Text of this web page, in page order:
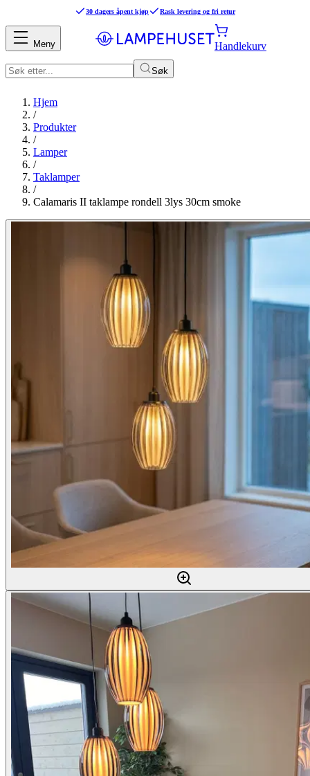
30 dagers åpent kjøp Rask levering og fri retur
Søk
Handlekurv
Meny
Hjem
/
Produkter
/
Lamper
/
Taklamper
/
Calamaris II taklampe rondell 3lys 30cm smoke